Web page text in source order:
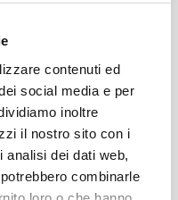
contenuti ed
social media e per
inoltre
il nostro sito con i
dei dati web,
combinarle